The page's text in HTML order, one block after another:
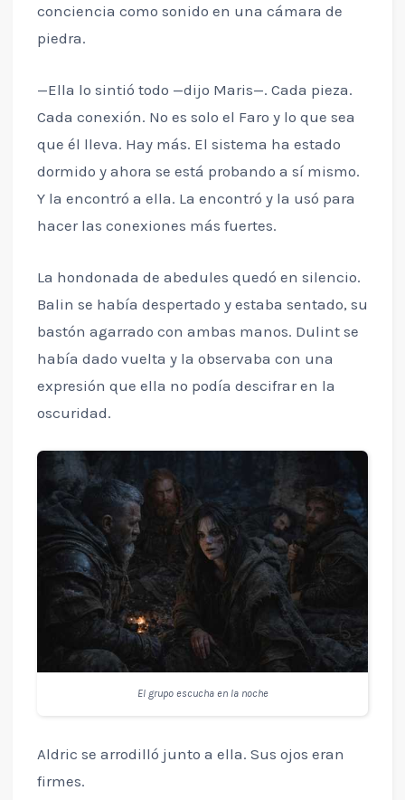
conciencia como sonido en una cámara de
piedra.
—Ella lo sintió todo —dijo Maris—. Cada pieza.
Cada conexión. No es solo el Faro y lo que sea
que él lleva. Hay más. El sistema ha estado
dormido y ahora se está probando a sí mismo.
Y la encontró a ella. La encontró y la usó para
hacer las conexiones más fuertes.
La hondonada de abedules quedó en silencio.
Balin se había despertado y estaba sentado, su
bastón agarrado con ambas manos. Dulint se
había dado vuelta y la observaba con una
expresión que ella no podía descifrar en la
oscuridad.
El grupo escucha en la noche
Aldric se arrodilló junto a ella. Sus ojos eran
firmes.